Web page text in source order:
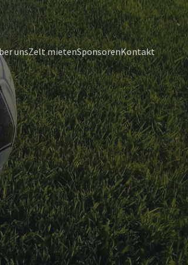
unsZelt mietenSponsorenKontakt